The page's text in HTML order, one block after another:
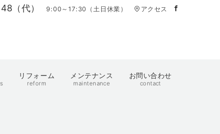
（代） 9:00～17:30（土日休業） アクセス
リフォーム
reform
メンテナンス
maintenance
お問い合わせ
contact